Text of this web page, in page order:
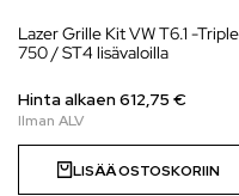
Lazer Grille Kit VW T6.1 -
750 / ST4 lisävaloilla
Hinta alkaen612,75 €
LISÄÄ OSTOSKORIIN